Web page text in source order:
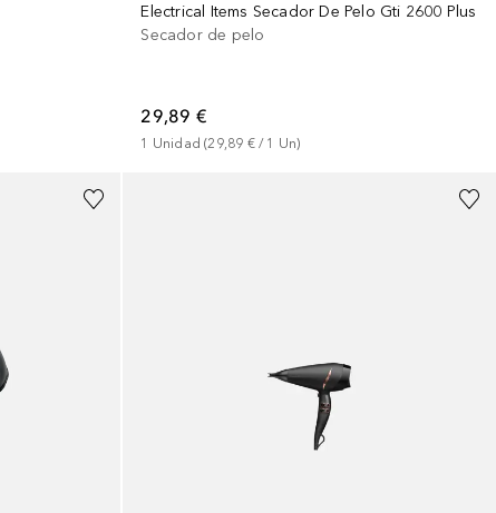
Electrical Items Secador De Pelo Gti 2600 Plus
Secador de pelo
29,89 €
1 Unidad (29,89 € / 1 Un)